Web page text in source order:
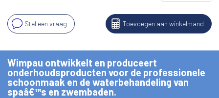
Toevoegen aan winkelmand
Stel een vraag
Wimpau ontwikkelt en produceert
onderhoudsproducten voor de professionele
schoonmaak en de waterbehandeling van
spaâ€™s en zwembaden.